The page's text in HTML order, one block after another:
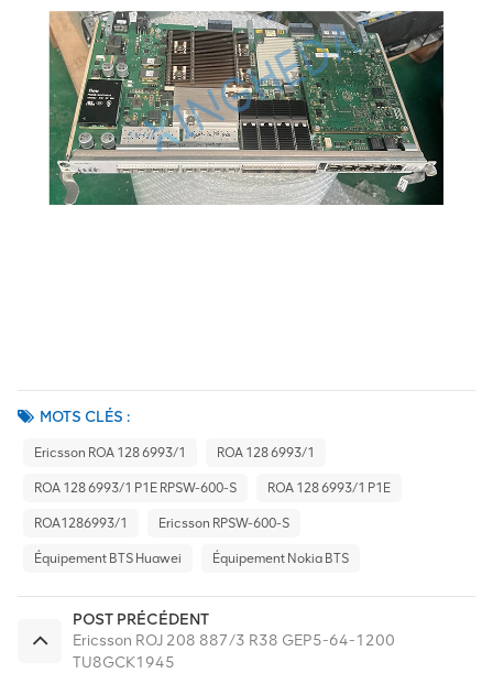
MOTS CLÉS :
Ericsson ROA 128 6993/1 ROA 128 6993/1
ROA 128 6993/1 P1E RPSW-600-S ROA 128 6993/1 P1E
ROA1286993/1 Ericsson RPSW-600-S
Équipement BTS Huawei Équipement Nokia BTS
POST PRÉCÉDENT
Ericsson ROJ 208 887/3 R38 GEP5-64-1200
TU8GCK1945